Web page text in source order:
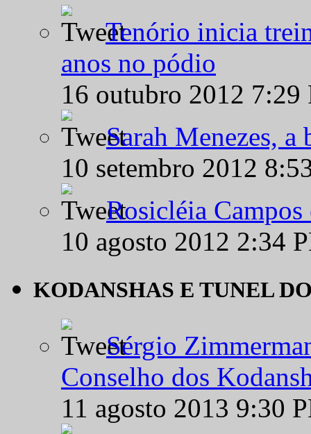
Tenório inicia
anos no pódio
16 outubro 2012
Sarah Menezes,
10 setembro 2012
Rosicléia
10 agosto 2012 2:34
KODANSHAS E TUNEL
Sérgio
Conselho dos
11 agosto 2013 9:30